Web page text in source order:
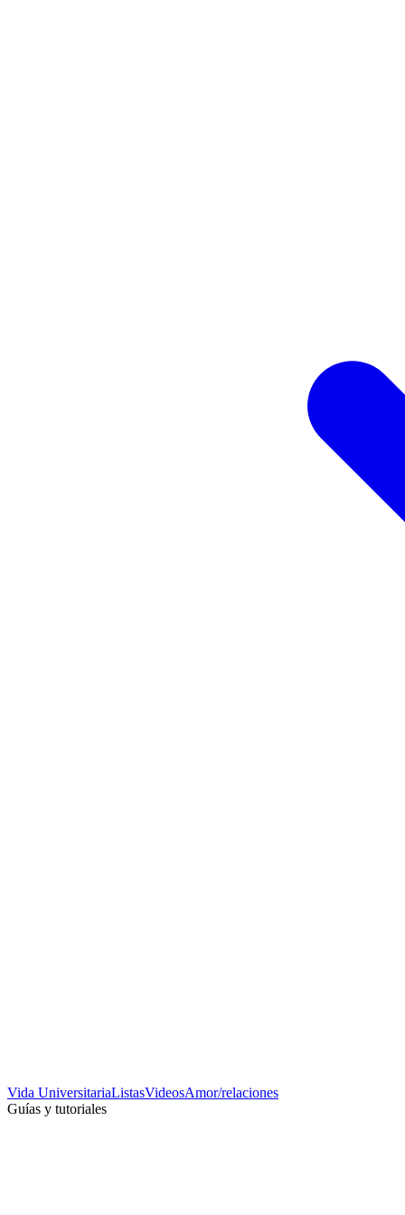
Vida UniversitariaListasVideosAmor/relaciones
Guías y tutoriales